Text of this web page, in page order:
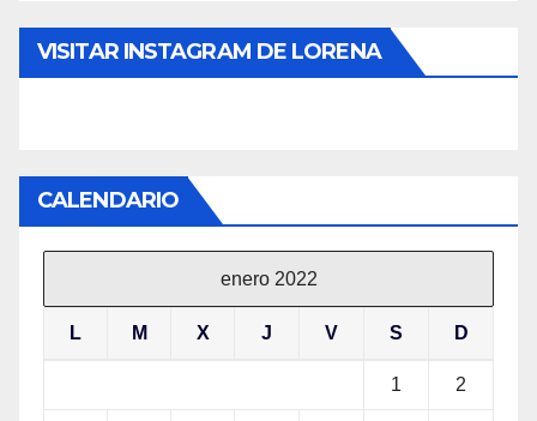
VISITAR INSTAGRAM DE LORENA
CALENDARIO
enero 2022
L M X J V S D
1 2